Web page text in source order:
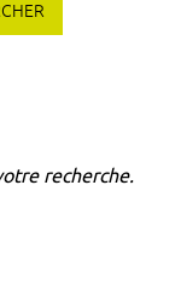
recherche.